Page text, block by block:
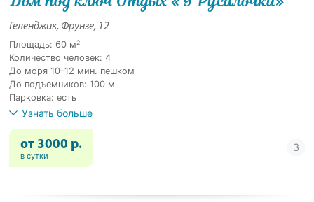
Геленджик, Фрунзе, 12
Площадь: 60 м2
Количество человек: 4
До моря 10–12 мин. пешком
До подъемников: 100 м
Парковка: есть
Узнать больше
от 3000 р.
в сутки